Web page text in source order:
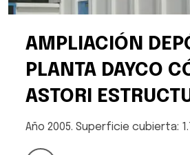
AMPLIACIÓN
PLANTA DAYCO
ASTORI
Año 2005. Superficie cubierta: